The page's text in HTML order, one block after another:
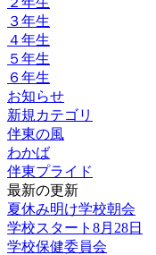
３年生
４年生
５年生
６年生
お知らせ
新規カテゴリ
伴東の風
わかば
伴東プライド
最新の更新
夏休み明け学校朝会
学校スタート8月28日
学校保健委員会